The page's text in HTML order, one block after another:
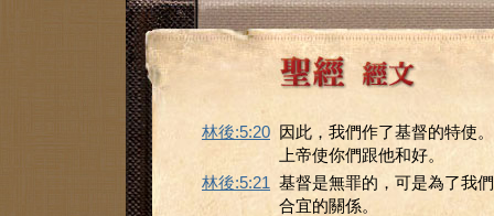
林後:5:20 因此，我們作了基督的特使
上帝使你們跟他和好。
林後:5:21 基督是無罪的，可是為了我
合宜的關係。